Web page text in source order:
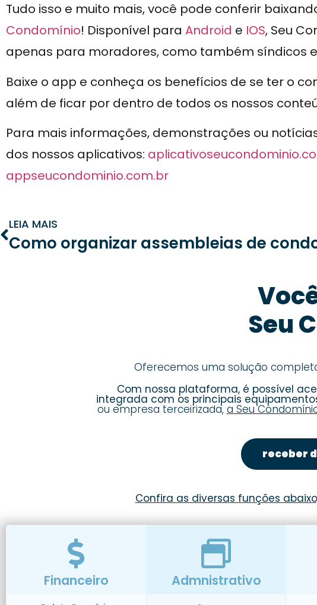
Tudo isso e muito mais, você pode conferir
Condomínio! Disponível para Android e IOS, Seu
apenas para moradores, como também síndicos
Baixe o app e conheça os benefícios de se ter o
além de ficar por dentro de todos os nossos
Para mais informações, demonstrações ou
dos nossos aplicativos:
appseucondominio.com.br
LEIA MAIS
Seu
Oferecemos uma solução
Com nossa plataforma, é possível
integrada com os principais
ou empresa terceirizada, a Seu
receber
Confira as diversas funções
Financeiro Admnistrativo